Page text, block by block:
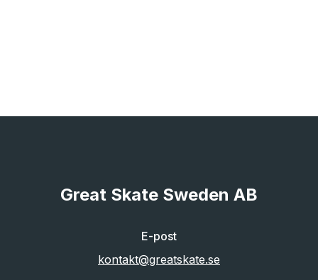
Great Skate Sweden AB
E-post
kontakt@greatskate.se